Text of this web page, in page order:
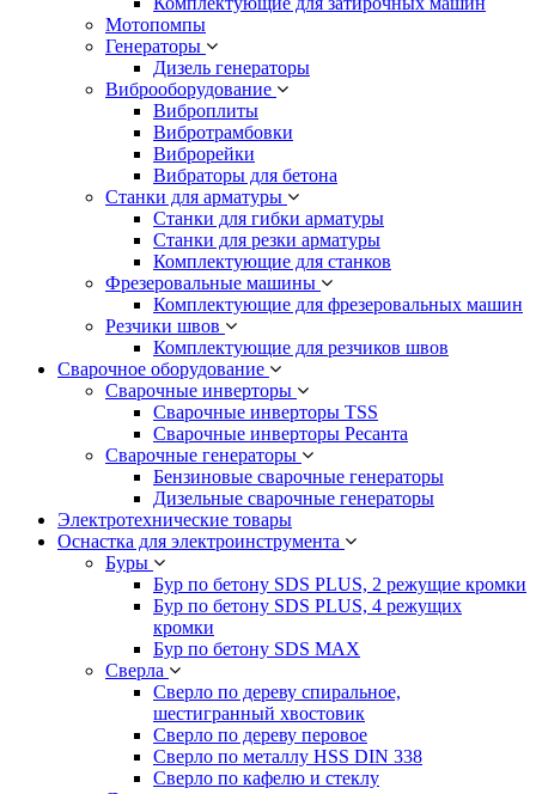
Мотопомпы
Генераторы
Дизель генераторы
Виброоборудование
Виброплиты
Вибротрамбовки
Виброрейки
Вибраторы для бетона
Станки для арматуры
Станки для гибки арматуры
Станки для резки арматуры
Комплектующие для станков
Фрезеровальные машины
Комплектующие для фрезеровальных машин
Резчики швов
Комплектующие для резчиков швов
Сварочное оборудование
Сварочные инверторы
Сварочные инверторы TSS
Сварочные инверторы Ресанта
Сварочные генераторы
Бензиновые сварочные генераторы
Дизельные сварочные генераторы
Электротехнические товары
Оснастка для электроинструмента
Буры
Бур по бетону SDS PLUS, 2 режущие кромки
Бур по бетону SDS PLUS, 4 режущих
кромки
Бур по бетону SDS MAX
Сверла
Сверло по дереву спиральное,
шестигранный хвостовик
Сверло по дереву перовое
Сверло по металлу HSS DIN 338
Сверло по кафелю и стеклу